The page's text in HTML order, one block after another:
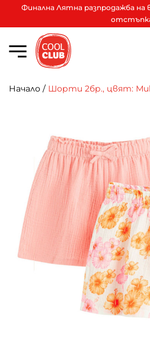
Финална Лятна разпродажба на
Начало / Шорти 2бр., цвят: